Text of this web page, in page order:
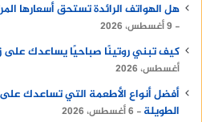
هل الهواتف الرائدة تستحق أسعارها
9 أغسطس، 2026
كيف تبني روتينًا صباحيًا يساعدك على
أغسطس، 2026
أفضل أنواع الأطعمة التي تساعدك على
الطويلة
6 أغسطس، 2026